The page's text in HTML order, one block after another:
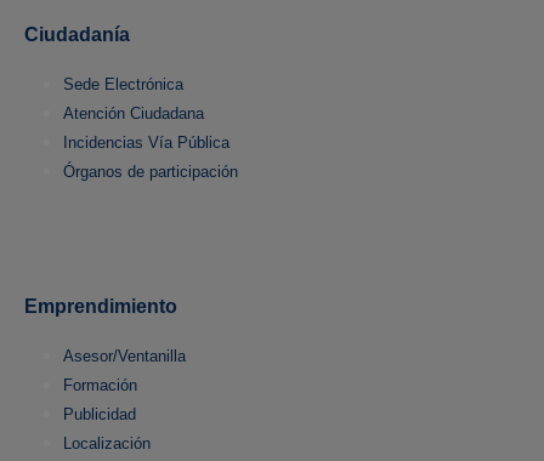
Ciudadanía
Sede Electrónica
Atención Ciudadana
Incidencias Vía Pública
Órganos de participación
Emprendimiento
Asesor/Ventanilla
Formación
Publicidad
Localización